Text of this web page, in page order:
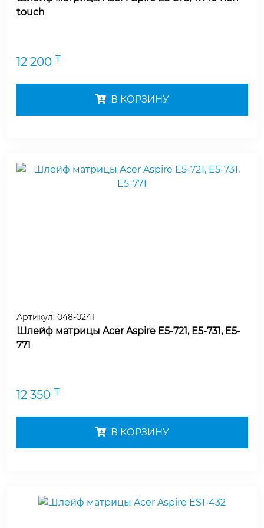
touch
12 200 ₸
В КОРЗИНУ
Артикул: 048-0241
Шлейф матрицы Acer Aspire E5-721, E5-731, E5-
771
12 350 ₸
В КОРЗИНУ